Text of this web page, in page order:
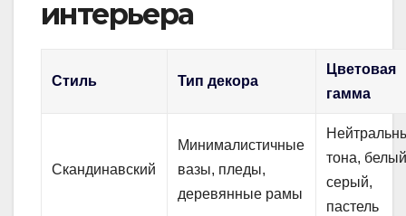
интерьера
Стиль Тип декора
Цветовая
гамма
Скандинавский
Минималистичные
вазы, пледы,
деревянные рамы
тона,
серый,
пастель